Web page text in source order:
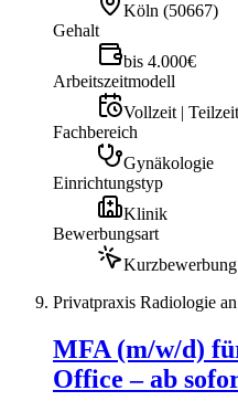
Köln (50667)
Gehalt
bis 4.000€
Arbeitszeitmodell
Vollzeit | Teilzeit
Fachbereich
Gynäkologie
Einrichtungstyp
Klinik
Bewerbungsart
Kurzbewerbung
Privatpraxis Radiologie
MFA (m/w/d)
Office – ab